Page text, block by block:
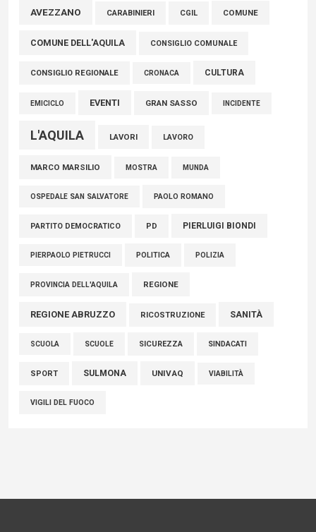
Marcinelle, Verrecchia (FdI): "Un minuto di raccoglimento in
connazionali tra cui molti abruzzesi"
06 Agosto 2026
AVEZZANO CARABINIERI CGIL COMUNE
COMUNE DELL'AQUILA CONSIGLIO COMUNALE
CONSIGLIO REGIONALE CRONACA CULTURA
EMICICLO EVENTI GRAN SASSO INCIDENTE
L'AQUILA LAVORI LAVORO
MARCO MARSILIO MOSTRA MUNDA
OSPEDALE SAN SALVATORE PAOLO ROMANO
PARTITO DEMOCRATICO PD PIERLUIGI BIONDI
PIERPAOLO PIETRUCCI POLITICA POLIZIA
PROVINCIA DELL'AQUILA REGIONE
REGIONE ABRUZZO RICOSTRUZIONE SANITÀ
SCUOLA SCUOLE SICUREZZA SINDACATI
SPORT SULMONA UNIVAQ VIABILITÀ
VIGILI DEL FUOCO